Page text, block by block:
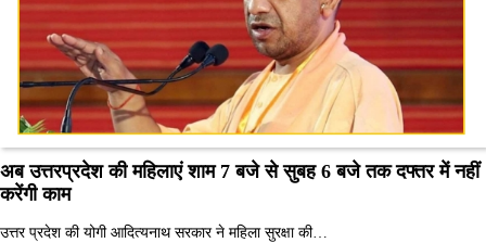
अब उत्तरप्रदेश की महिलाएं शाम 7 बजे से सुबह 6 बजे तक दफ्तर में नहीं
करेंगी काम
उत्तर प्रदेश की योगी आदित्यनाथ सरकार ने महिला सुरक्षा की…